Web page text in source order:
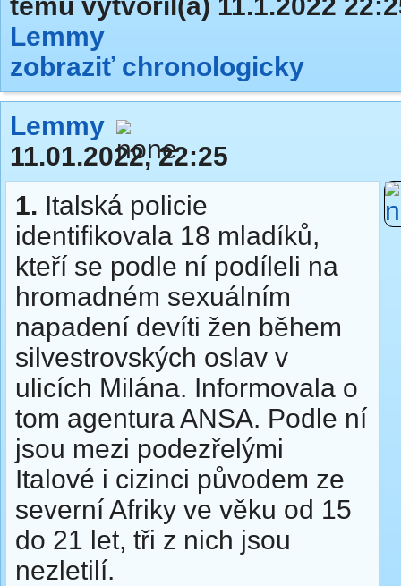
Lemmy
zobraziť chronologicky
Lemmy
11.01.2022, 22:25
1. Italská policie
identifikovala 18 mladíků,
kteří se podle ní podíleli na
hromadném sexuálním
napadení devíti žen během
silvestrovských oslav v
ulicích Milána. Informovala o
tom agentura ANSA. Podle ní
jsou mezi podezřelými
Italové i cizinci původem ze
severní Afriky ve věku od 15
do 21 let, tři z nich jsou
nezletilí.